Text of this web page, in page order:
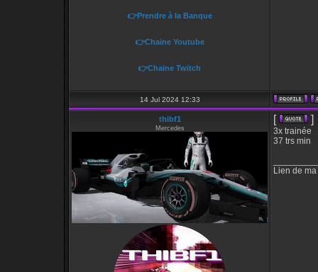
👉Prendre à la Banque
👉Chaine Youtube
👉Chaine Twitch
14 Jul 2024 12:33
thibf1
Mercedes
[ ]
3x trainée
37 trs min
Lien de